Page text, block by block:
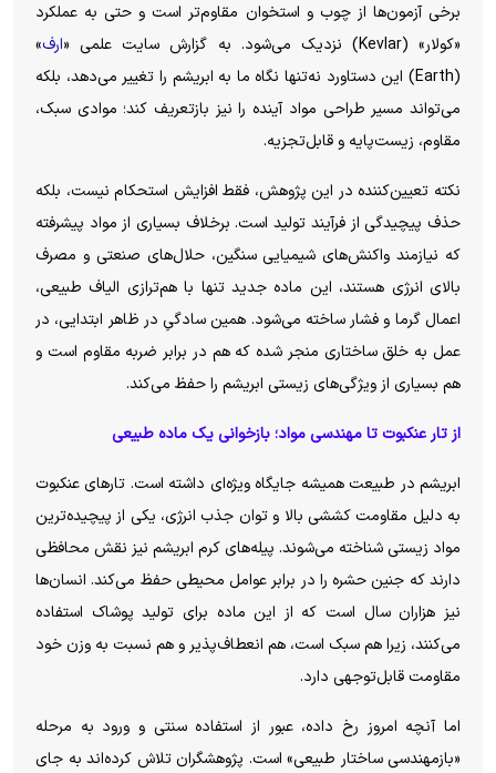
برخی آزمون‌ها از چوب و استخوان مقاوم‌تر است و حتی به عملکرد
«کولار» (Kevlar) نزدیک می‌شود. به گزارش سایت علمی «
ارف»
(Earth) این دستاورد نه‌تنها نگاه ما به ابریشم را تغییر می‌دهد، بلکه
می‌تواند مسیر طراحی مواد آینده را نیز بازتعریف کند؛ موادی سبک،
مقاوم، زیست‌پایه و قابل‌تجزیه.
نکته تعیین‌کننده در این پژوهش، فقط افزایش استحکام نیست، بلکه
حذف پیچیدگی از فرآیند تولید است. برخلاف بسیاری از مواد پیشرفته
که نیازمند واکنش‌های شیمیایی سنگین، حلال‌های صنعتی و مصرف
بالای انرژی هستند، این ماده جدید تنها با هم‌ترازی الیاف طبیعی،
اعمال گرما و فشار ساخته می‌شود. همین سادگیِ در ظاهر ابتدایی، در
عمل به خلق ساختاری منجر شده که هم در برابر ضربه مقاوم است و
هم بسیاری از ویژگی‌های زیستی ابریشم را حفظ می‌کند.
از تار عنکبوت تا مهندسی مواد؛ بازخوانی یک ماده طبیعی
ابریشم در طبیعت همیشه جایگاه ویژه‌ای داشته است. تار‌های عنکبوت
به دلیل مقاومت کششی بالا و توان جذب انرژی، یکی از پیچیده‌ترین
مواد زیستی شناخته می‌شوند. پیله‌های کرم ابریشم نیز نقش محافظی
دارند که جنین حشره را در برابر عوامل محیطی حفظ می‌کند. انسان‌ها
نیز هزاران سال است که از این ماده برای تولید پوشاک استفاده
می‌کنند، زیرا هم سبک است، هم انعطاف‌پذیر و هم نسبت به وزن خود
مقاومت قابل‌توجهی دارد.
اما آنچه امروز رخ داده، عبور از استفاده سنتی و ورود به مرحله
«بازمهندسی ساختار طبیعی» است. پژوهشگران تلاش کرده‌اند به جای